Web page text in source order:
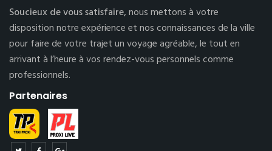
Soucieux de vous satisfaire,nous mettons à votre
disposition notre expérience et nos connaissances de la ville
pour faire de votre trajet un voyage agréable, le tout en
arrivant à l’heure à vos rendez-vous personnels comme
professionnels.
Partenaires